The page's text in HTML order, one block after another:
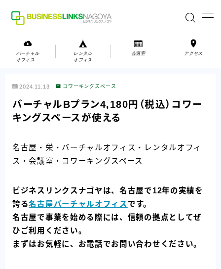
会議室
お問い合わせ
ご利用の流れ
アクセス
会社案内
バーチャル
オフィス
レンタル
オフィス
会議室 アクセス
2024.11.13 コワーキングスペース
バーチャルBプラン4,180円（税込）コワー
キングスペースが使える
名古屋・栄・バーチャルオフィス・レンタルオフィ
ス・会議室・コワーキングスペース
ビジネスリンクスナゴヤは、名古屋で12年の実績を
誇る名古屋バーチャルオフィス です。
名古屋で事業を始める際には、信頼の拠点としてぜ
ひご利用ください。
まずはお気軽に、お電話でお問い合わせください。